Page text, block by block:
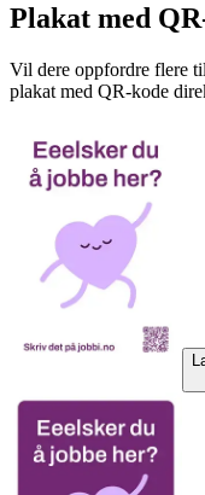
Plakat med
Vil dere oppfordre flere
plakat med QR-kode